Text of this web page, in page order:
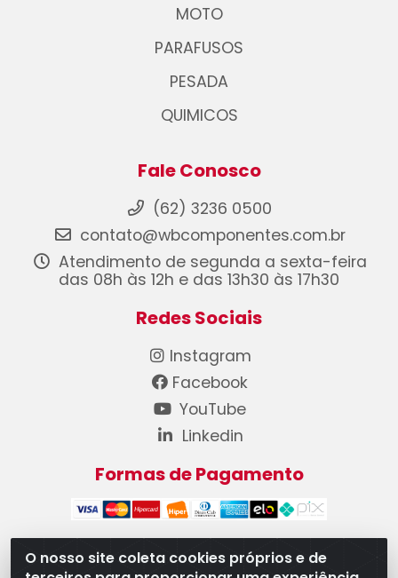
O nosso site coleta cookies próprios e de
MOTO
PARAFUSOS
PESADA
QUIMICOS
Fale Conosco
(62) 3236 0500
contato@wbcomponentes.com.br
Atendimento de segunda a sexta-feira
das 08h às 12h e das 13h30 às 17h30
Redes Sociais
Instagram
Facebook
YouTube
Linkedin
Formas de Pagamento